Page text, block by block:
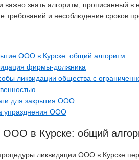
важно знать алгоритм, прописанный в
требований и несоблюдение сроков
ООО в Курске: общий алгоритм
фирмы-должника
ликвидации общества с
для закрытия ООО
упразднения ООО
ООО в Курске: общий
ликвидации ООО в Курске